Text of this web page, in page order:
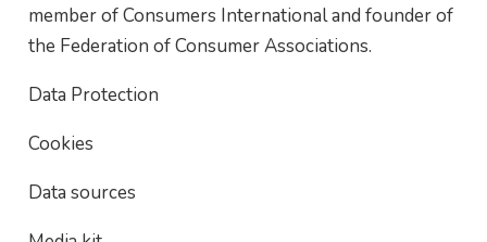
member of Consumers International and founder of
the Federation of Consumer Associations.
Data Protection
Cookies
Data sources